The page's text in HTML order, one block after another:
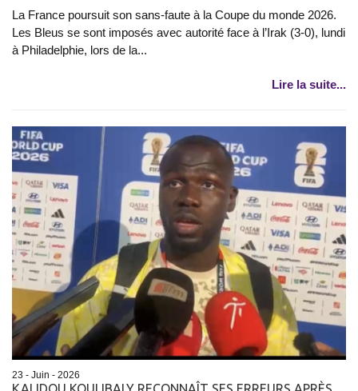
La France poursuit son sans-faute à la Coupe du monde 2026.
Les Bleus se sont imposés avec autorité face à l’Irak (3-0), lundi
à Philadelphie, lors de la...
Lire la suite...
23 - Juin - 2026